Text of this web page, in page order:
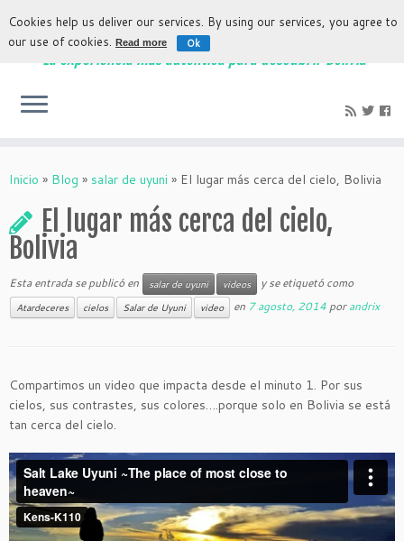
La experiencia más auténtica para descubrir Bolivia
Inicio » Blog » salar de uyuni » El lugar más cerca del cielo, Bolivia
El lugar más cerca del cielo,
Bolivia
Esta entrada se publicó en salar de uyuni videos y se etiquetó como
Atardeceres cielos Salar de Uyuni video en 7 agosto, 2014 porandrix
Compartimos un video que impacta desde el minuto 1. Por sus
cielos, sus contrastes, sus colores….porque solo en Bolivia se está
tan cerca del cielo.
Cookies help us deliver our services. By using our services, you agree to
our use of cookies.Read more Ok